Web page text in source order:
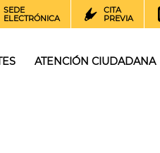
SEDE
ELECTRÓNICA
CITA
PREVIA
ATENCIÓN CIUDADANA